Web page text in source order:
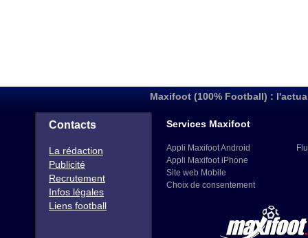
Maxifoot (100% Football) :
Contacts
La rédaction
Publicité
Recrutement
Infos légales
Liens football
Services Maxifoot
Appli Maxifoot Android
Appli Maxifoot iPhone
Site web Mobile
Choix de consentement